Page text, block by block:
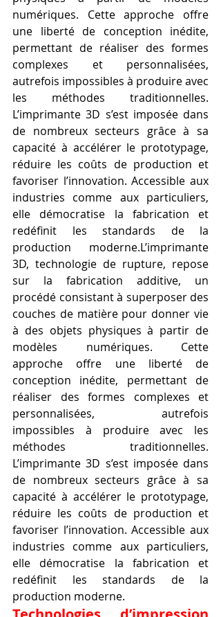
numériques. Cette approche offre
une liberté de conception inédite,
permettant de réaliser des formes
complexes et personnalisées,
autrefois impossibles à produire avec
les méthodes traditionnelles.
L’imprimante 3D s’est imposée dans
de nombreux secteurs grâce à sa
capacité à accélérer le prototypage,
réduire les coûts de production et
favoriser l’innovation. Accessible aux
industries comme aux particuliers,
elle démocratise la fabrication et
redéfinit les standards de la
production moderne.L’imprimante
3D, technologie de rupture, repose
sur la fabrication additive, un
procédé consistant à superposer des
couches de matière pour donner vie
à des objets physiques à partir de
modèles numériques. Cette
approche offre une liberté de
conception inédite, permettant de
réaliser des formes complexes et
personnalisées, autrefois
impossibles à produire avec les
méthodes traditionnelles.
L’imprimante 3D s’est imposée dans
de nombreux secteurs grâce à sa
capacité à accélérer le prototypage,
réduire les coûts de production et
favoriser l’innovation. Accessible aux
industries comme aux particuliers,
elle démocratise la fabrication et
redéfinit les standards de la
production moderne.